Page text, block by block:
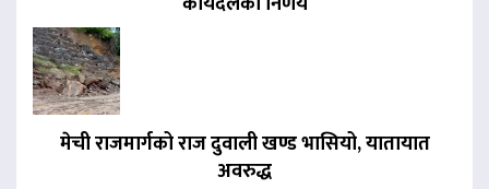
मेची राजमार्गको राज दुवाली खण्ड भासियो, यातायात
अवरुद्ध